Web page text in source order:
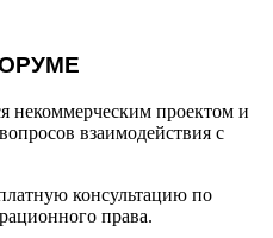
некоммерческим проектом и
взаимодействия с
консультацию по
права.